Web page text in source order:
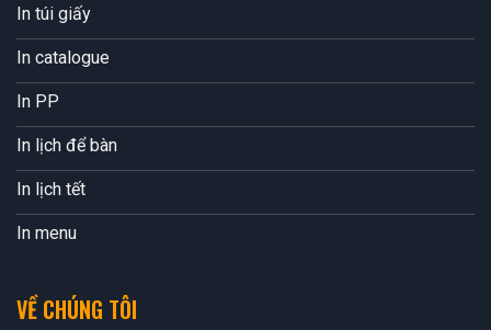
In túi giấy
In catalogue
In PP
In lịch để bàn
In lịch tết
In menu
VỀ CHÚNG TÔI